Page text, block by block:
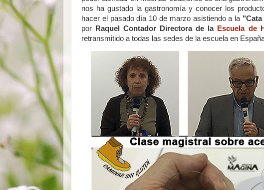
nos ha gustado la gastronomía y conocer los
hacer el pasado día 10 de marzo asistiendo a la "Cata
por
Raquel Contador Directora de la Escuela de
retransmitido a todas las sedes de la escuela en